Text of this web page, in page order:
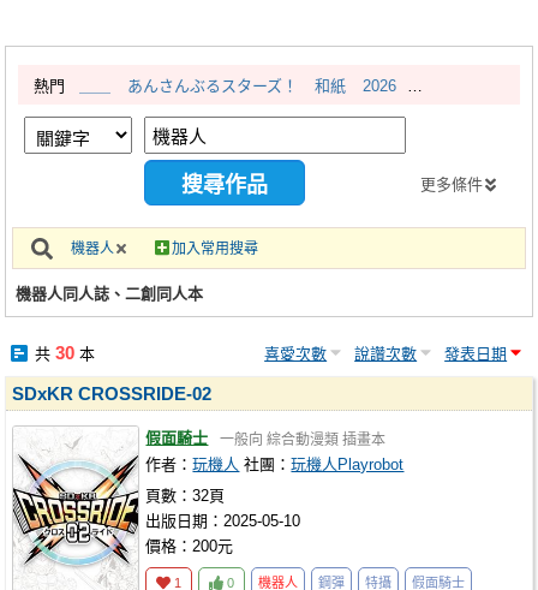
繪圖藝廊
交流中心
攤位轉讓區
會員中心
註冊會員
熱門 あんさんぶるスターズ！ 和紙 2026
更多條件
機器人 加入常用搜尋
機器人同人誌、二創同人本
共 30本 喜愛次數 說讚次數 發表日期
SDxKR CROSSRIDE-02
假面騎士 一般向 綜合動漫類 插畫本
作者：玩機人 社團：玩機人Playrobot
頁數：32頁
出版日期：2025-05-10
價格：200元
1 0 機器人 鋼彈 特攝 假面騎士